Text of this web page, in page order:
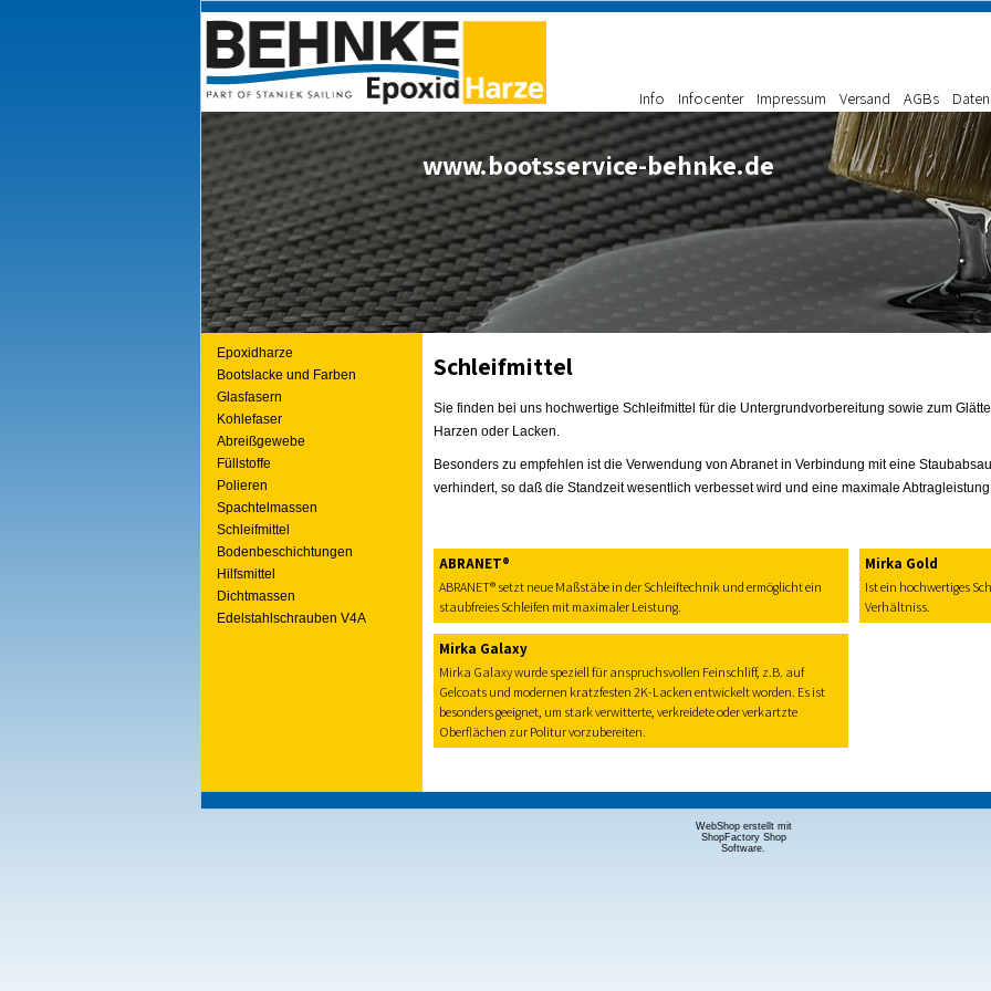
www.bootsservice-behnke.de
Info Infocenter Impressum Versand AGBs
Epoxidharze
Bootslacke und Farben
Glasfasern
Kohlefaser
Abreißgewebe
Füllstoffe
Polieren
Spachtelmassen
Schleifmittel
Bodenbeschichtungen
Hilfsmittel
Dichtmassen
Edelstahlschrauben V4A
Schleifmittel
Sie finden bei uns hochwertige Schleifmittel für die Untergrundvorbereitung sowie zum
Harzen oder Lacken.
Besonders zu empfehlen ist die Verwendung von Abranet in Verbindung mit eine
verhindert, so daß die Standzeit wesentlich verbesset wird und eine maximale Abtragleistung
ABRANET®
ABRANET® setzt neue Maßstäbe in der Schleiftechnik und ermöglicht ein
staubfreies Schleifen mit maximaler Leistung.
Mirka Gold
Ist ein hochwertiges
Verhältniss.
Mirka Galaxy
Mirka Galaxy wurde speziell für anspruchsvollen Feinschliff, z.B. auf
Gelcoats und modernen kratzfesten 2K-Lacken entwickelt worden. Es ist
besonders geeignet, um stark verwitterte, verkreidete oder verkartzte
Oberflächen zur Politur vorzubereiten.
WebShop erstellt mit
ShopFactory Shop
Software.